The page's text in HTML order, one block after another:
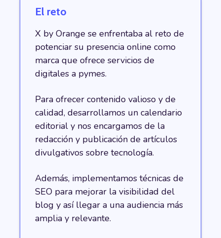
El reto
X by Orange se enfrentaba al reto de
potenciar su presencia online como
marca que ofrece servicios de
digitales a pymes.
Para ofrecer contenido valioso y de
calidad, desarrollamos un calendario
editorial y nos encargamos de la
redacción y publicación de artículos
divulgativos sobre tecnología.
Además, implementamos técnicas de
SEO para mejorar la visibilidad del
blog y así llegar a una audiencia más
amplia y relevante.